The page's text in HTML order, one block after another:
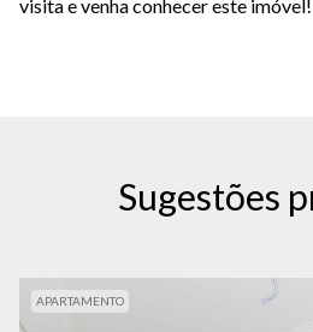
visita e venha conhecer este imóvel!
Sugestões
APARTAMENTO